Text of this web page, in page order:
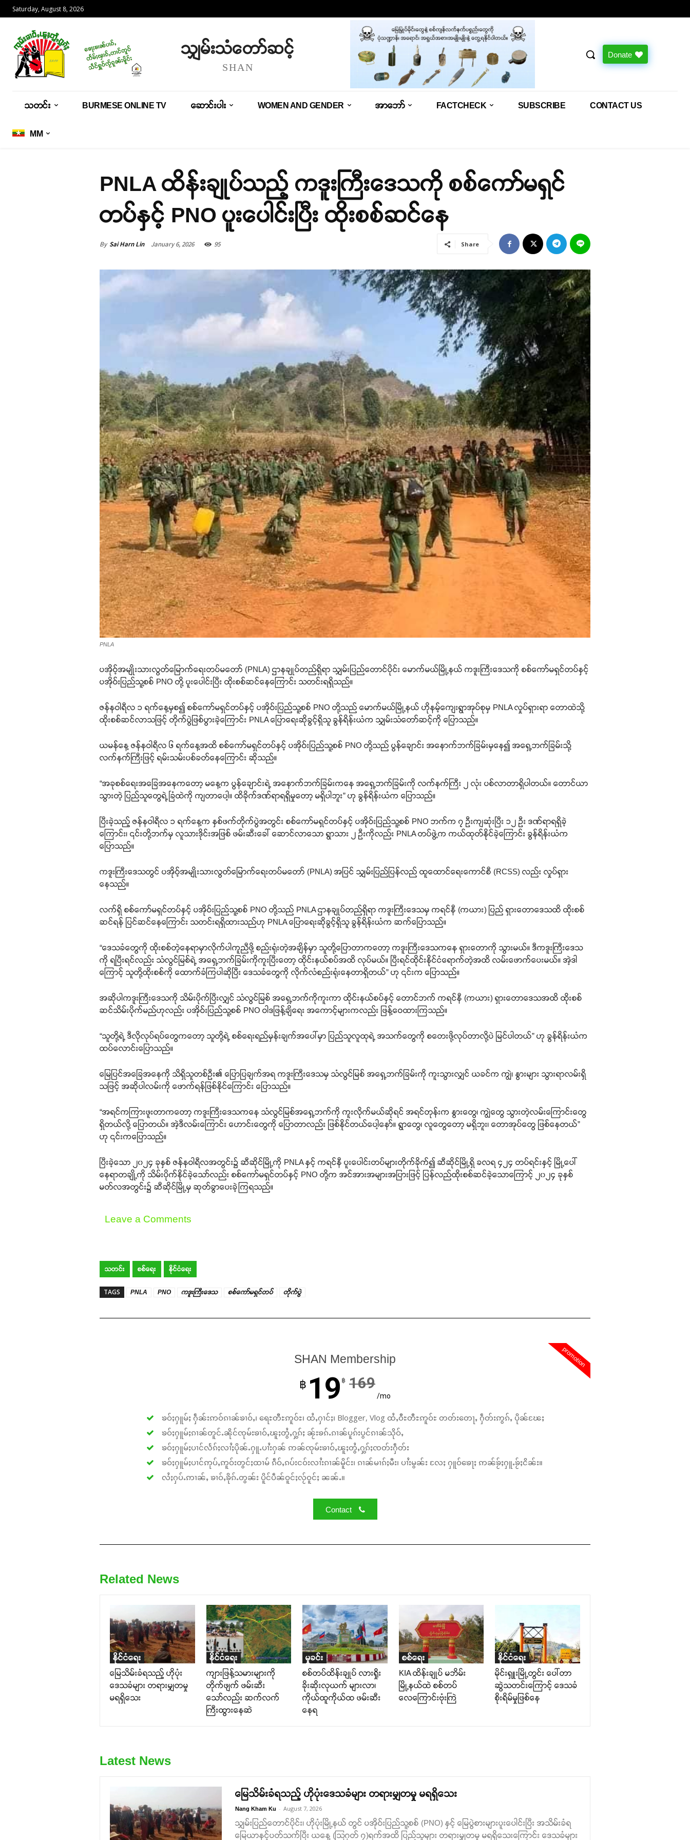
Saturday, August 8, 2026
သျှမ်းသံတော်ဆင့်
SHAN
Donate
သတင်း BURMESE ONLINE TV ဆောင်းပါး WOMEN AND GENDER အာဘော် FACTCHECK SUBSCRIBE CONTACT US
MM
PNLA ထိန်းချုပ်သည့် ကဒူးကြီးဒေသကို စစ်ကော်မရှင်
တပ်နှင့် PNO ပူးပေါင်းပြီး ထိုးစစ်ဆင်နေ
By Sai Harn Lin January 6, 2026 95 Share
PNLA
ပအိုဝ့်အမျိုးသားလွတ်မြောက်ရေးတပ်မတော် (PNLA) ဌာနချုပ်တည်ရှိရာ သျှမ်းပြည်တောင်ပိုင်း မောက်မယ်မြို့နယ် ကဒူးကြီးဒေသကို စစ်ကော်မရှင်တပ်နှင့်
ပအိုဝ်းပြည်သူ့စစ် PNO တို့ ပူးပေါင်းပြီး ထိုးစစ်ဆင်နေကြောင်း သတင်းရရှိသည်။
ဇန်နဝါရီလ ၁ ရက်နေ့မှစ၍ စစ်ကော်မရှင်တပ်နှင့် ပအိုဝ်းပြည်သူ့စစ် PNO တို့သည် မောက်မယ်မြို့နယ် ဟိုနမ့်ကျေးရွာအုပ်စုမှ PNLA လှုပ်ရှားရာ တောထဲသို့
ထိုးစစ်ဆင်လာသဖြင့် တိုက်ပွဲဖြစ်ပွားခဲ့ကြောင်း PNLA ပြောရေးဆိုခွင့်ရှိသူ ခွန်ရိန်းယံက သျှမ်းသံတော်ဆင့်ကို ပြောသည်။
ယမန်နေ့ ဇန်နဝါရီလ ၆ ရက်နေ့အထိ စစ်ကော်မရှင်တပ်နှင့် ပအိုဝ်းပြည်သူ့စစ် PNO တို့သည် ပွန်ချောင်း အနောက်ဘက်ခြမ်းမှနေ၍ အရှေ့ဘက်ခြမ်းသို့
လက်နက်ကြီးဖြင့် ရမ်းသမ်းပစ်ခတ်နေကြောင်း ဆိုသည်။
“အခုစစ်ရေးအခြေအနေကတော့ မနေ့က ပွန်ချောင်းရဲ့ အနောက်ဘက်ခြမ်းကနေ အရှေ့ဘက်ခြမ်းကို လက်နက်ကြီး ၂ လုံး ပစ်လာတာရှိပါတယ်။ တောင်ယာ
သွားတဲ့ ပြည်သူတွေရဲ့ခြံထဲကို ကျတာပေါ့။ ထိခိုက်ဒဏ်ရာရရှိမှုတော့ မရှိပါဘူး” ဟု ခွန်ရိန်းယံက ပြောသည်။
ပြီးခဲ့သည့် ဇန်နဝါရီလ ၁ ရက်နေ့က နှစ်ဖက်တိုက်ပွဲအတွင်း စစ်ကော်မရှင်တပ်နှင့် ပအိုဝ်းပြည်သူ့စစ် PNO ဘက်က ၇ ဦးကျဆုံးပြီး ၁၂ ဦး ဒဏ်ရာရရှိခဲ့
ကြောင်း၊ ၎င်းတို့ဘက်မှ လူသားဒိုင်းအဖြစ် ဖမ်းဆီးခေါ် ဆောင်လာသော ရွာသား ၂ ဦးကိုလည်း PNLA တပ်ဖွဲ့က ကယ်ထုတ်နိုင်ခဲ့ကြောင်း ခွန်ရိန်းယံက
ပြောသည်။
ကဒူးကြီးဒေသတွင် ပအိုဝ့်အမျိုးသားလွတ်မြောက်ရေးတပ်မတော် (PNLA) အပြင် သျှမ်းပြည်ပြန်လည် ထူထောင်ရေးကောင်စီ (RCSS) လည်း လှုပ်ရှား
နေသည်။
လက်ရှိ စစ်ကော်မရှင်တပ်နှင့် ပအိုဝ်းပြည်သူ့စစ် PNO တို့သည် PNLA ဌာနချုပ်တည်ရှိရာ ကဒူးကြီးဒေသမှ ကရင်နီ (ကယား) ပြည် ရှားတောဒေသထိ ထိုးစစ်
ဆင်ရန် ပြင်ဆင်နေကြောင်း သတင်းရရှိထားသည်ဟု PNLA ပြောရေးဆိုခွင့်ရှိသူ ခွန်ရိန်းယံက ဆက်ပြောသည်။
“ဒေသခံတွေကို ထိုးစစ်တဲ့နေရာမှာလိုက်ပါကူညီဖို့ စည်းရုံးတဲ့အချိန်မှာ သူတို့ပြောတာကတော့ ကဒူးကြီးဒေသကနေ ရှားတောကို သွားမယ်။ ဒီကဒူးကြီးဒေသ
ကို ရပြီးရင်လည်း သံလွင်မြစ်ရဲ့ အရှေ့ဘက်ခြမ်းကိုကူးပြီးတော့ ထိုင်းနယ်စပ်အထိ လုပ်မယ်။ ပြီးရင်ထိုင်းနိုင်ငံရောက်တဲ့အထိ လမ်းဖောက်ပေးမယ်။ အဲ့ဒါ
ကြောင့် သူတို့ထိုးစစ်ကို ထောက်ခံကြပါဆိုပြီး ဒေသခံတွေကို လိုက်လံစည်းရုံးနေတာရှိတယ်” ဟု ၎င်းက ပြောသည်။
အဆိုပါကဒူးကြီးဒေသကို သိမ်းပိုက်ပြီးလျှင် သံလွင်မြစ် အရှေ့ဘက်ကိုကူးကာ ထိုင်းနယ်စပ်နှင့် တောင်ဘက် ကရင်နီ (ကယား) ရှားတောဒေသအထိ ထိုးစစ်
ဆင်သိမ်းပိုက်မည်ဟုလည်း ပအိုဝ်းပြည်သူ့စစ် PNO ဝါဒဖြန့်ချိရေး အကောင့်များကလည်း ဖြန့်ဝေထားကြသည်။
“သူတို့ရဲ့ ဒီလိုလုပ်ရပ်တွေကတော့ သူတို့ရဲ့ စစ်ရေးရည်မှန်းချက်အပေါ်မှာ ပြည်သူလူထုရဲ့ အသက်တွေကို စတေးဖို့လုပ်တာလို့ပဲ မြင်ပါတယ်” ဟု ခွန်ရိန်းယံက
ထပ်လောင်းပြောသည်။
မြေပြင်အခြေအနေကို သိရှိသူတစ်ဦး၏ ပြောပြချက်အရ ကဒူးကြီးဒေသမှ သံလွင်မြစ် အရှေ့ဘက်ခြမ်းကို ကူးသွားလျှင် ယခင်က ကျွဲ၊ နွားများ သွားရာလမ်းရှိ
သဖြင့် အဆိုပါလမ်းကို ဖောက်ရန်ဖြစ်နိုင်ကြောင်း ပြောသည်။
“အရင်ကကြားဖူးတာကတော့ ကဒူးကြီးဒေသကနေ သံလွင်မြစ်အရှေ့ဘက်ကို ကူးလိုက်မယ်ဆိုရင် အရင်တုန်းက နွားတွေ၊ ကျွဲတွေ သွားတဲ့လမ်းကြောင်းတွေ
ရှိတယ်လို့ ပြောတယ်။ အဲ့ဒီလမ်းကြောင်း ဟောင်းတွေကို ပြောတာလည်း ဖြစ်နိုင်တယ်ပေါ့နော်။ ရွာတွေ၊ လူတွေတော့ မရှိဘူး၊ တောအုပ်တွေ ဖြစ်နေတယ်”
ဟု ၎င်းကပြောသည်။
ပြီးခဲ့သော ၂၀၂၄ ခုနှစ် ဇန်နဝါရီလအတွင်း၌ ဆီဆိုင်မြို့ကို PNLA နှင့် ကရင်နီ ပူးပေါင်းတပ်များတိုက်ခိုက်၍ ဆီဆိုင်မြို့ရှိ ခလရ ၄၂၄ တပ်ရင်းနှင့် မြို့ပေါ်
နေရာတချို့ကို သိမ်းပိုက်နိုင်ခဲ့သော်လည်း စစ်ကော်မရှင်တပ်နှင့် PNO တို့က အင်အားအများအပြားဖြင့် ပြန်လည်ထိုးစစ်ဆင်ခဲ့သောကြောင့် ၂၀၂၄ ခုနှစ်
မတ်လအတွင်း၌ ဆီဆိုင်မြို့မှ ဆုတ်ခွာပေးခဲ့ကြရသည်။
Leave a Comments
သတင်း စစ်ရေး နိုင်ငံရေး
TAGS PNLA PNO ကဒူးကြီးဒေသ စစ်ကော်မရှင်တပ် တိုက်ပွဲ
promotion
SHAN Membership
฿ 19 ฿ 169
/mo
ၶဝ်ႈႁူမ်ႈ ႁဵၼ်းဢဝ်ၵၢၼ်ၶၢဝ်ႇ၊ ရေႊတီႊဢူဝ်ႊ၊ ထႆႇႁၢင်ႈ၊ Blogger, Vlog ထႆႇဝီႊတီႊဢူဝ်ႊ တတ်းတေႃႇ ႁဵတ်းဢွၵ်ႇ ပိုၼ်ၽႄႈ
ၶဝ်ႈႁူမ်ႈၵၢၼ်တူင်ႉၼိုင်ၸုမ်းၶၢဝ်ႇၽူႈတွႆႇႁွၵ်ႈ ၼႂ်းၶၵ်ႉၵၢၼ်ပူၵ်းပွင်ၵၢၼ်သိုဝ်ႇ
ၶဝ်ႈႁူမ်ႈပၢင်လႅၵ်ႈလၢႆႈပိုၼ်ႉႁူႉပၢႆးႁၼ် ဢၼ်ၸုမ်းၶၢဝ်ႇၽူႈတွႆႇႁွၵ်ႈၸတ်းႁဵတ်း
ၶဝ်ႈႁူမ်ႈပၢင်ဢုပ်ႇဢူဝ်းတွင်ႈထၢမ် ၵဵဝ်ႇၵပ်းငဝ်းလၢႆးၵၢၼ်မိူင်း၊ ၵၢၼ်မၢၵ်ႈမီး၊ ပၢႆးမွၼ်း လႄႈ ႁူဝ်ၶေႃႈ ဢၼ်ၶႂ်ႈႁူႉၶႂ်ႈငိၼ်း။
လႆႈႁပ်ႉဢၢၼ်ႇ ၶၢဝ်ႇၶိုၵ်ႉတွၼ်း ပိူင်ပဵၼ်ဝူင်ႈလႂ်ဝူင်ႈ ၼၼ်ႉ။
Contact
Related News
နိုင်ငံရေး
မြေသိမ်းခံရသည့် ဟိုပုံး
ဒေသခံများ တရားမျှတမှု
မရရှိသေး
နိုင်ငံရေး
ကျားဖြန့်သမားများကို
တိုက်ဖျက် ဖမ်းဆီး
သော်လည်း ဆက်လက်
ကြီးထွားနေဆဲ
မှုခင်း
စစ်တပ်ထိန်းချုပ် လားရှိုး
ခိုးဆိုးလုယက် များလာ၊
ကိုယ်ထူကိုယ်ထ ဖမ်းဆီး
နေရ
စစ်ရေး
KIA ထိန်းချုပ် မဘိမ်း
မြို့နယ်ထဲ စစ်တပ်
လေကြောင်းဗုံးကြဲ
နိုင်ငံရေး
မိုင်းရှူးမြို့တွင်း ပေါ်တာ
ဆွဲသတင်းကြောင့် ဒေသခံ
စိုးရိမ်မှုဖြစ်နေ
Latest News
မြေသိမ်းခံရသည့် ဟိုပုံးဒေသခံများ တရားမျှတမှု မရရှိသေး
Nang Kham Ku - August 7, 2026
သျှမ်းပြည်တောင်ပိုင်း၊ ဟိုပုံးမြို့နယ် တွင် ပအိုဝ်းပြည်သူ့စစ် (PNO) နှင့် မြေပွဲစားများပူးပေါင်းပြီး အသိမ်းခံရ
မြေယာနှင့်ပတ်သက်ပြီး ယနေ့ (သြဂုတ် ၇)ရက်အထိ ပြည်သူများ တရားမျှတမှု မရရှိသေးကြောင်း ဒေသခံများ